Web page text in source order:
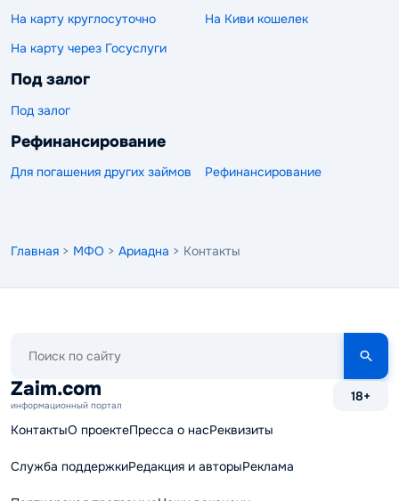
На карту круглосуточно
На Киви кошелек
На карту через Госуслуги
Под залог
Под залог
Рефинансирование
Для погашения других займов Рефинансирование
Главная > МФО > Ариадна > Контакты
сайту
Zaim.com
информационный портал
18+
КонтактыО проектеПресса о насРеквизиты
Служба поддержкиРедакция и авторыРеклама